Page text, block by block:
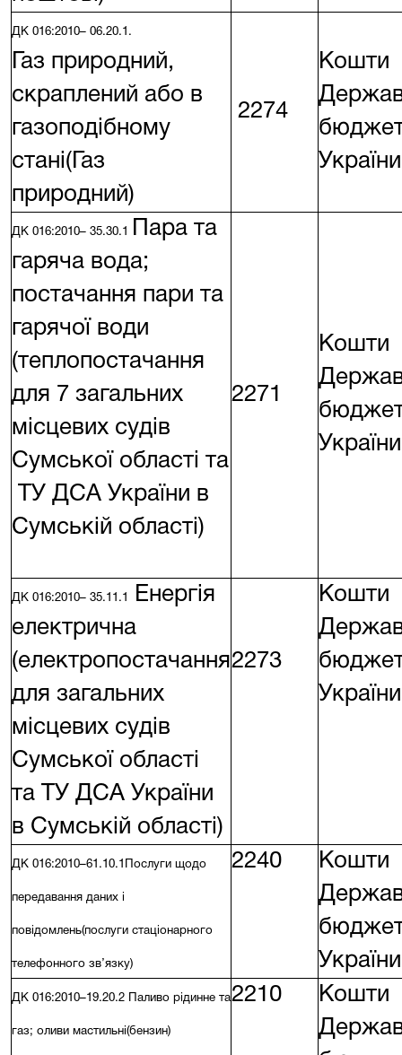
ДК 016:2010– 06.20.1.
Газ природний,
скраплений або в
газоподібному
стані(Газ
природний)
2274
Кошти
України
ДК 016:2010– 35.30.1
Пара та
гаряча вода;
постачання пари та
гарячої води
(теплопостачання
для 7 загальних
місцевих судів
Сумської області та
ТУ ДСА України в
Сумській області)
2271
Кошти
України
ДК 016:2010– 35.11.1
Енергія
електрична
(електропостачання
для загальних
місцевих судів
Сумської області
та ТУ ДСА України
в Сумській області)
2273
Кошти
України
ДК 016:2010–61.10.1 Послуги щодо
передавання даних і
повідомлень(послуги стаціонарного
телефонного зв’язку)
2240
Кошти
України
ДК 016:2010–19.20.2 Паливо рідинне та
газ; оливи мастильні(бензин)
2210
Кошти